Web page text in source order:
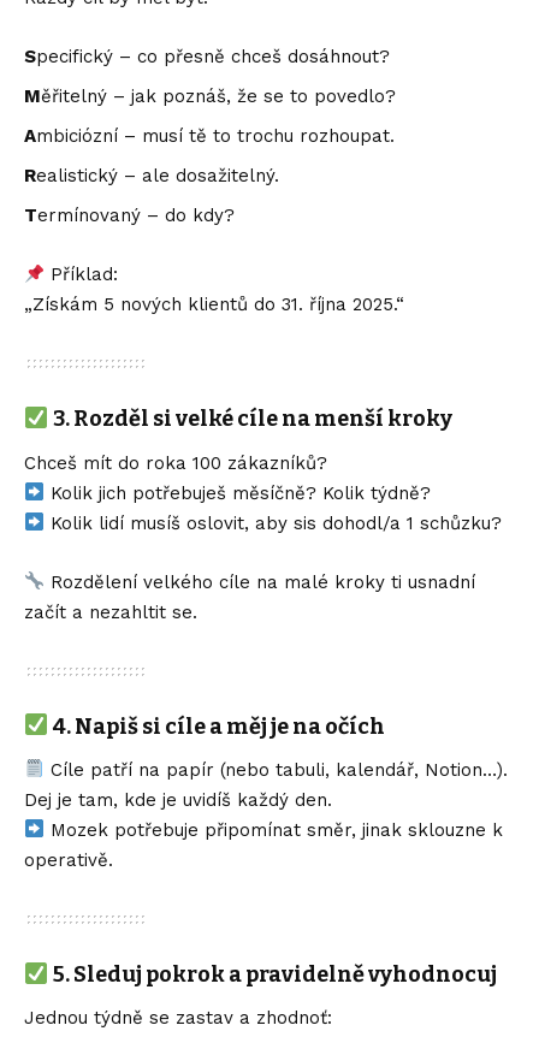
Specifický – co přesně chceš dosáhnout?
Měřitelný – jak poznáš, že se to povedlo?
Ambiciózní – musí tě to trochu rozhoupat.
Realistický – ale dosažitelný.
Termínovaný – do kdy?
Příklad:
„Získám 5 nových klientů do 31. října 2025.“
3.Rozděl si velké cíle na menší kroky
Chceš mít do roka 100 zákazníků?
Kolik jich potřebuješ měsíčně? Kolik týdně?
Kolik lidí musíš oslovit, aby sis dohodl/a 1 schůzku?
Rozdělení velkého cíle na malé kroky ti usnadní
začít a nezahltit se.
4.Napiš si cíle a měj je na očích
Cíle patří na papír (nebo tabuli, kalendář, Notion…).
Dej je tam, kde je uvidíš každý den.
Mozek potřebuje připomínat směr, jinak sklouzne k
operativě.
5.Sleduj pokrok a pravidelně vyhodnocuj
Jednou týdně se zastav a zhodnoť: